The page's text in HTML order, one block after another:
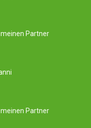
Partner
Partner